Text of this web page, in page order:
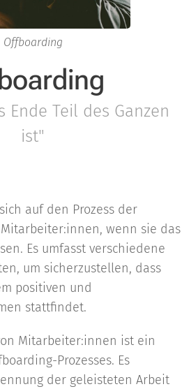
Offboarding
Ende Teil des Ganzen
ist"
auf den Prozess der
wenn sie das
Es umfasst verschiedene
um sicherzustellen, dass
positiven und
stattfindet.
Mitarbeiter:innen ist ein
Prozesses. Es
der geleisteten Arbeit